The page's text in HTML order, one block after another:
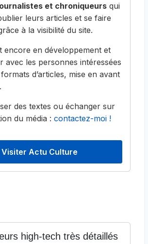
et chroniqueurs qui
leurs articles et se faire
à la visibilité du site.
encore en développement et
avec les personnes intéressées
d’articles, mise en avant
des textes ou échanger sur
du média : contactez-moi !
Visiter Actu Culture
high-tech très détaillés